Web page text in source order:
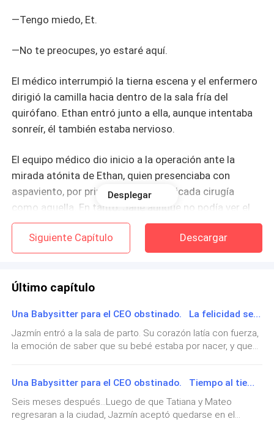
—Tengo miedo, Et.
—No te preocupes, yo estaré aquí.
El médico interrumpió la tierna escena y el enfermero
dirigió la camilla hacia dentro de la sala fría del
quirófano. Ethan entró junto a ella, aunque intentaba
sonreír, él también estaba nervioso.
El equipo médico dio inicio a la operación ante la
mirada atónita de Ethan, quien presenciaba con
aspaviento, por primera vez, una delicada cirugía
como aquella. En tanto, Jane aunque no podía ver el
procedimiento quirúrgico, se notaba algo ansiosa.
Sostenía la mano de su abnegado esposo con fuerza.
Mas, había algo dentro de ella que le preocupaba. Algo
criatura, mas el llanto del recién nacido al ser recibido
en el mundo exterior, no se escuchó a pesar de que se
movía y estaba respirando.
Ethan frunció el entrecejo, se acercó al médico y le
preguntó en voz baja, casi inaudible por el pequeño.
Desplegar
Siguiente Capítulo Descargar
Último capítulo
Una Babysitter para el CEO obstinado. La felicidad se elige
Jazmín entró a la sala de parto. Su corazón latía con fuerza,
la emoción de saber que su bebé estaba por nacer, y que
una camilla hacia la otra. El brillo de las luces blancas
iluminaba su rostro, mientras el médico y las enfermeras
comenzaban a rodearla, dándole indicaciones precisas de
lo que debía hacer. Jazmín sintió una contracción intensa.
Una Babysitter para el CEO obstinado. Tiempo al tiempo...
Seis meses después…Luego de que Tatiana y Mateo
regresaran a la ciudad, Jazmín aceptó quedarse en el